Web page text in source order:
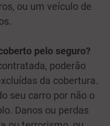
ou um veículo de
pelo seguro?
poderão
da cobertura.
seu carro por não o
Danos ou perdas